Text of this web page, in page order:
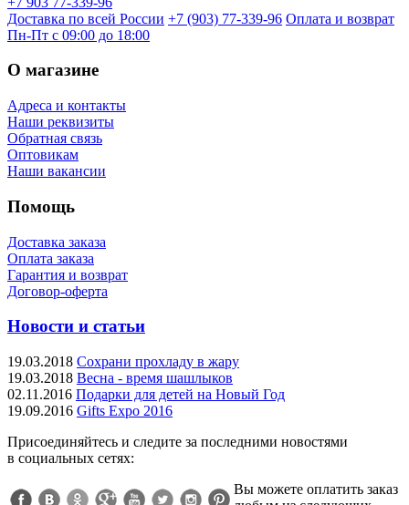
Доставка по всей России +7 (903) 77-339-96 Оплата и возврат
Пн-Пт с 09:00 до 18:00
О магазине
Адреса и контакты
Наши реквизиты
Обратная связь
Оптовикам
Наши вакансии
Помощь
Доставка заказа
Оплата заказа
Гарантия и возврат
Договор-оферта
Новости и статьи
19.03.2018 Сохрани прохладу в жару
19.03.2018 Весна - время шашлыков
02.11.2016 Подарки для детей на Новый Год
19.09.2016 Gifts Expo 2016
Присоединяйтесь и следите за последними новостями
в социальных сетях:
Вы можете оплатить заказ